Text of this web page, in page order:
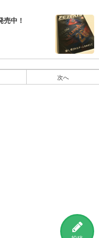
中！
次へ